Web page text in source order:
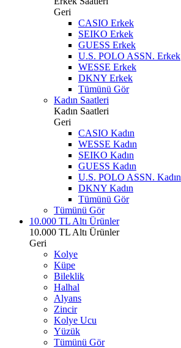
Geri
CASIO Erkek
SEIKO Erkek
GUESS Erkek
U.S. POLO ASSN. Erkek
WESSE Erkek
DKNY Erkek
Tümünü Gör
Kadın Saatleri
Kadın Saatleri
Geri
CASIO Kadın
WESSE Kadın
SEIKO Kadın
GUESS Kadın
U.S. POLO ASSN. Kadın
DKNY Kadın
Tümünü Gör
Tümünü Gör
10.000 TL Altı Ürünler
10.000 TL Altı Ürünler
Geri
Kolye
Küpe
Bileklik
Halhal
Alyans
Zincir
Kolye Ucu
Yüzük
Tümünü Gör